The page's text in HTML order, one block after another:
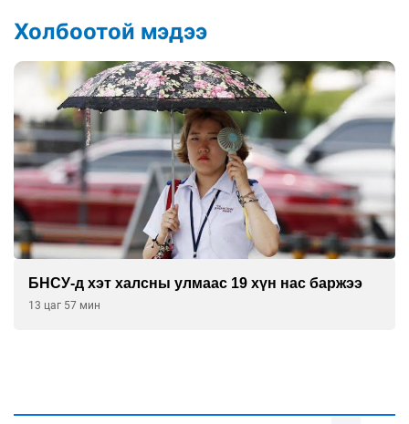
Холбоотой мэдээ
“DeepSeek” компани ӨМӨЗО-д хиймэл оюуны
дата төв байгуулахаар төлөвлөж байна